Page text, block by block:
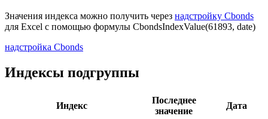
Значения индекса можно получить через надстройку Cbonds
для Excel с помощью формулы CbondsIndexValue(61893, date)
надстройка Cbonds
Индексы подгруппы
Индекс
Последнее
значение
Дата